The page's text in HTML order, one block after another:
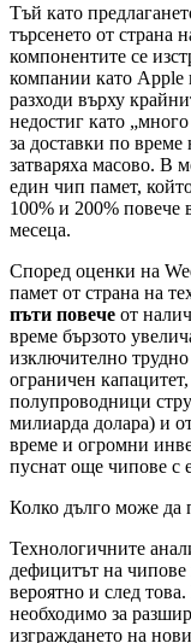
Тъй като
търсенето от страна
компонентите се
компании като Apple
разходи върху
недостиг като
за доставки по
затваряха масово. В
един чип памет,
100% и 200% повече
месеца.
Според оценки на
памет от страна на
пъти повече от
време бързото
изключително
ограничен
полупроводници
милиарда долара) и
време и огромни
пуснат още чипове с
Колко дълго може да
Технологичните
дефицитът на
вероятно и след
необходимо за
изграждането на